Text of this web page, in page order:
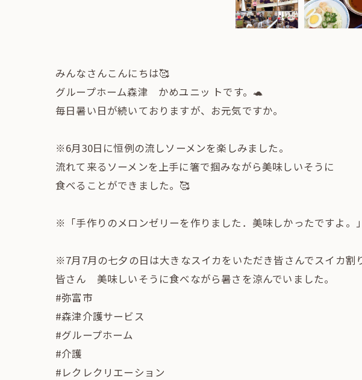
みんなさんこんにちは🥰
グループホーム森津 かめユニッ トです。🐢
毎日暑い日が続いておりますが、お元気ですか。
※6月30日に恒例の流しソーメンを楽しみました。
流れて来るソーメンを上手に箸で掴みながら美味しいそうに
食べることができました。🥰
※「手作りのメロンゼリーを作りました．美味しかったですよ。
※7月7月の七夕の日は大きなスイカをいただき皆さんでスイカ割
皆さん 美味しいそうに食べながら暑さを涼んでいました。
#弥富市
#森津介護サービス
#グループホーム
#介護
#レクレクリエーション